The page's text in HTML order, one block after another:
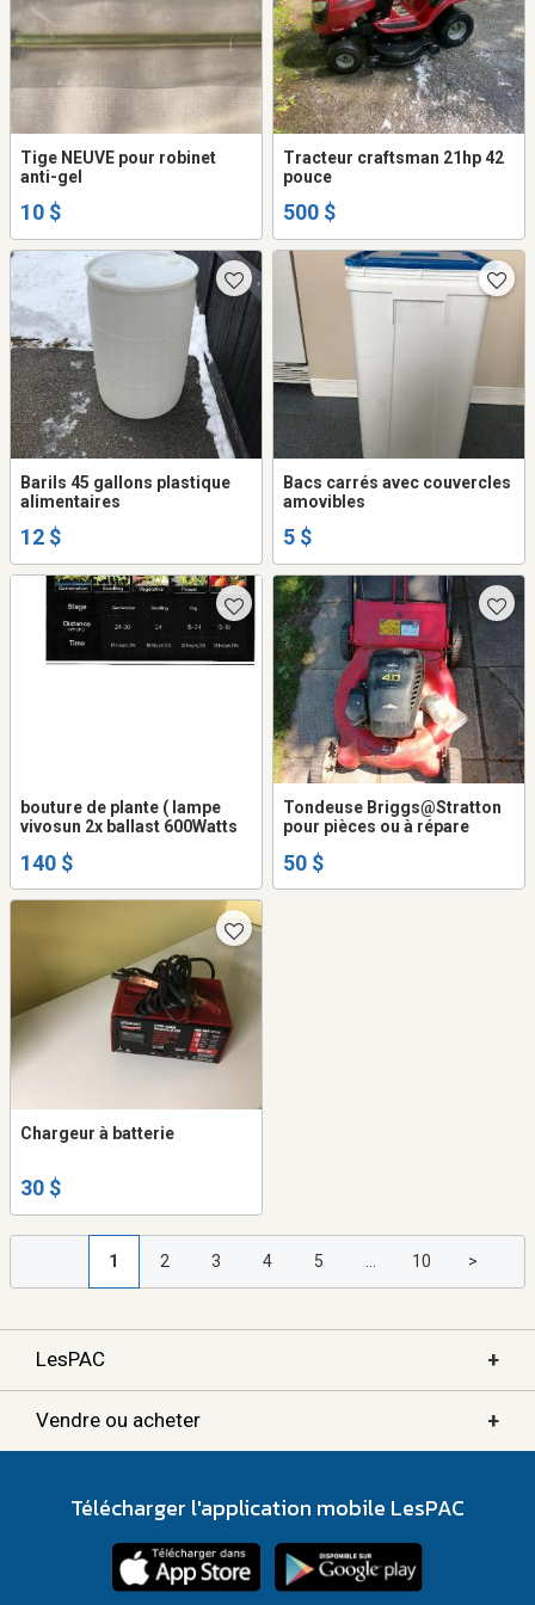
Tige NEUVE pour robinet
anti-gel
10 $
Tracteur craftsman 21hp 42
pouce
500 $
Barils 45 gallons plastique
alimentaires
12 $
Bacs carrés avec couvercles
amovibles
5 $
bouture de plante ( lampe
vivosun 2x ballast 600Watts
140 $
Tondeuse Briggs@Stratton
pour pièces ou à répare
50 $
Chargeur à batterie
30 $
1 2 3 4 5 ... 10 >
LesPAC +
Vendre ou acheter +
Télécharger l'application mobile LesPAC